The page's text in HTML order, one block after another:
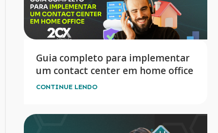
Guia completo para implementar
um contact center em home office
CONTINUE LENDO